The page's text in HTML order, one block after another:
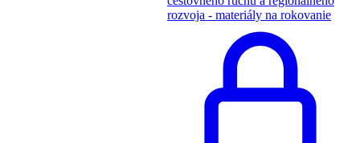
rozvoja - materiály na rokovanie